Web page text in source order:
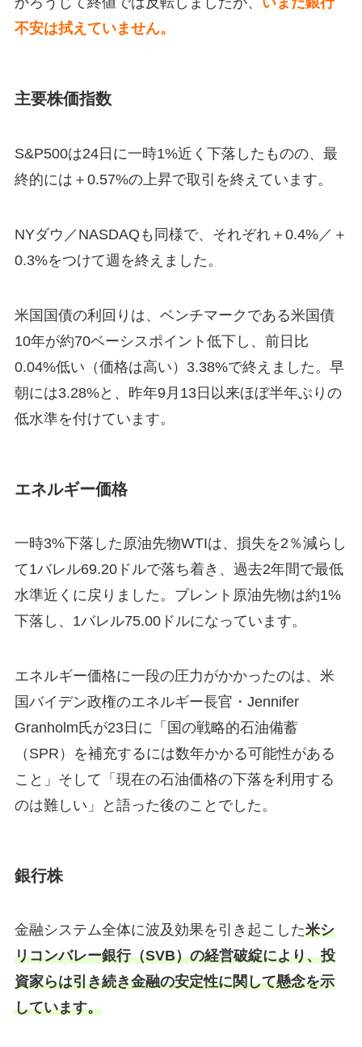
不安は拭えていません。
主要株価指数
S&P500は24日に一時1%近く下落したものの、最
終的には＋0.57%の上昇で取引を終えています。
NYダウ／NASDAQも同様で、それぞれ＋0.4%／＋
0.3%をつけて週を終えました。
米国国債の利回りは、ベンチマークである米国債
10年が約70ベーシスポイント低下し、前日比
0.04%低い（価格は高い）3.38%で終えました。早
朝には3.28%と、昨年9月13日以来ほぼ半年ぶりの
低水準を付けています。
エネルギー価格
一時3%下落した原油先物WTIは、損失を2％減らし
て1バレル69.20ドルで落ち着き、過去2年間で最低
水準近くに戻りました。ブレント原油先物は約1%
下落し、1バレル75.00ドルになっています。
エネルギー価格に一段の圧力がかかったのは、米
国バイデン政権のエネルギー長官・Jennifer
Granholm氏が23日に「国の戦略的石油備蓄
（SPR）を補充するには数年かかる可能性がある
こと」そして「現在の石油価格の下落を利用する
のは難しい」と語った後のことでした。
銀行株
金融システム全体に波及効果を引き起こした米シ
リコンバレー銀行（SVB）の経営破綻により、投
資家らは引き続き金融の安定性に関して懸念を示
しています。